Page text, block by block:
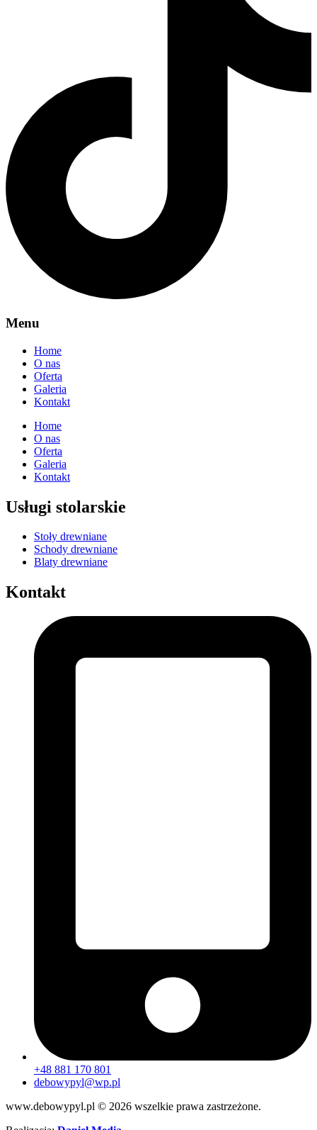
Menu
Home
O nas
Oferta
Galeria
Kontakt
Home
O nas
Oferta
Galeria
Kontakt
Usługi stolarskie
Stoły drewniane
Schody drewniane
Blaty drewniane
Kontakt
+48 881 170 801
debowypyl@wp.pl
www.debowypyl.pl © 2026 wszelkie prawa zastrzeżone.